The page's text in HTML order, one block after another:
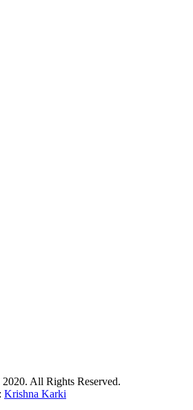
All Rights Reserved.
Krishna Karki